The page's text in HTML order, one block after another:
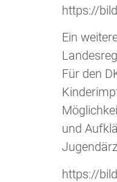
https://
Ein
Für den
und
https://